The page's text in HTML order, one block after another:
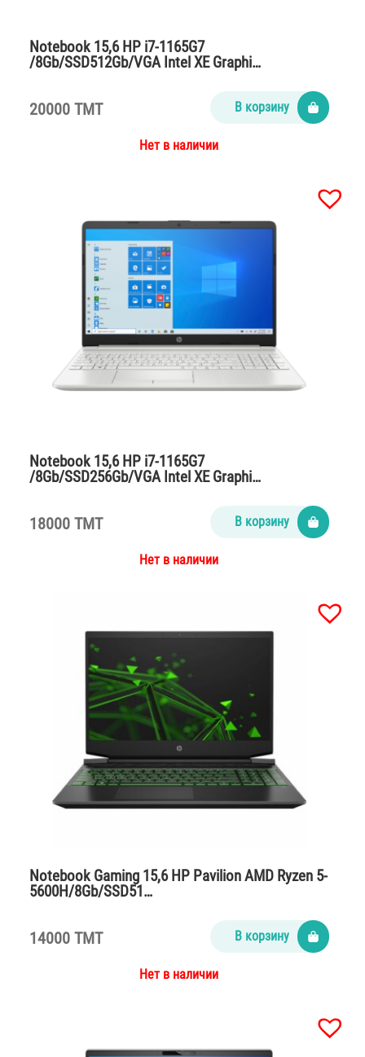
Notebook 15,6 HP i7-1165G7
/8Gb/SSD512Gb/VGA Intel XE Graphi…
20000 TMT В корзину
Нет в наличии
Notebook 15,6 HP i7-1165G7
/8Gb/SSD256Gb/VGA Intel XE Graphi…
18000 TMT В корзину
Нет в наличии
Notebook Gaming 15,6 HP Pavilion AMD Ryzen 5-
5600H/8Gb/SSD51…
14000 TMT В корзину
Нет в наличии